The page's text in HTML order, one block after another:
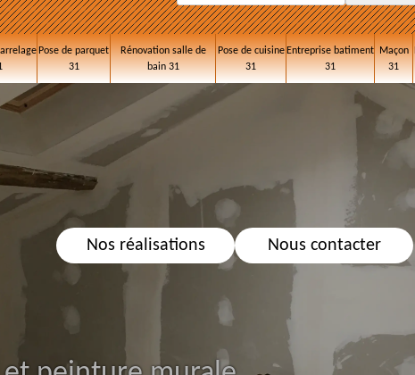
Pose de parquet
31
Rénovation salle de
bain 31
Pose de cuisine
31
Entreprise batiment
31
Maçon
31
Nos réalisations Nous contacter